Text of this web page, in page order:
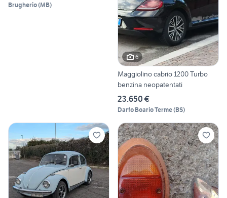
Brugherio(MB)
6
Maggiolino cabrio 1200 Turbo
benzina neopatentati
23.650 €
Darfo Boario Terme(BS)